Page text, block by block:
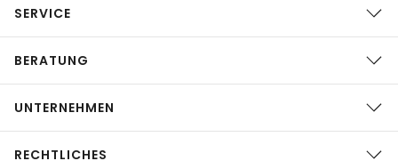
SERVICE
BERATUNG
UNTERNEHMEN
RECHTLICHES